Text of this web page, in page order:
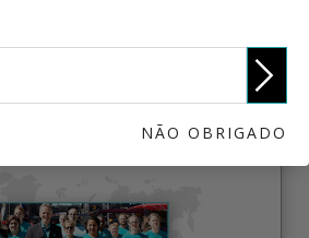
NÃO OBRIGADO